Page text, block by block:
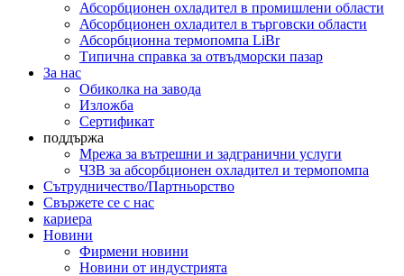
Абсорбционен охладител в промишлени области
Абсорбционен охладител в търговски области
Абсорбционна термопомпа LiBr
Типична справка за отвъдморски пазар
За нас
Обиколка на завода
Изложба
Сертификат
поддържа
Мрежа за вътрешни и задгранични услуги
ЧЗВ за абсорбционен охладител и термопомпа
Сътрудничество/Партньорство
Свържете се с нас
кариера
Новини
Фирмени новини
Новини от индустрията